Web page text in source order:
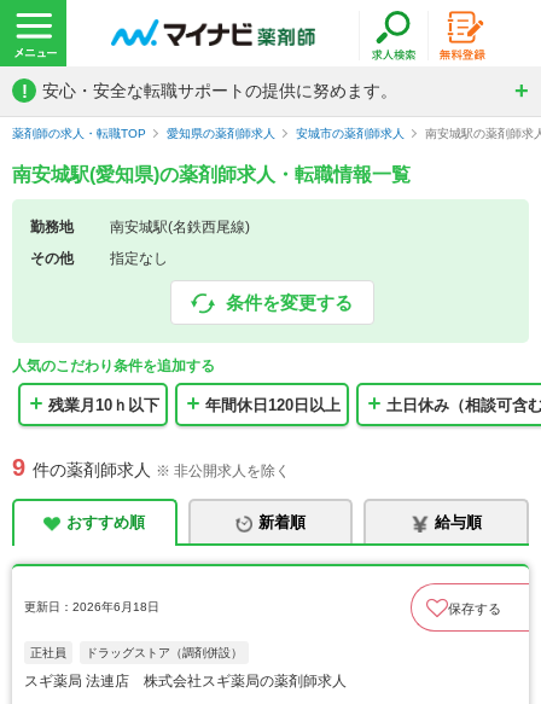
! 安心・安全な転職サポートの提供に努めます。
薬剤師の求人・転職TOP 愛知県の薬剤師求人 安城市の薬剤師求人 南安城駅の薬剤師求
南安城駅(愛知県)の薬剤師求人・転職情報一覧
勤務地
南安城駅(名鉄西尾線)
その他
指定なし
条件を変更する
人気のこだわり条件を追加する
残業月10ｈ以下 年間休日120日以上 土日休み（相談可含
9 件の薬剤師求人 ※ 非公開求人を除く
おすすめ順 新着順 給与順
更新日：2026年6月18日 保存する
正社員 ドラッグストア（調剤併設）
スギ薬局 法連店 株式会社スギ薬局の薬剤師求人